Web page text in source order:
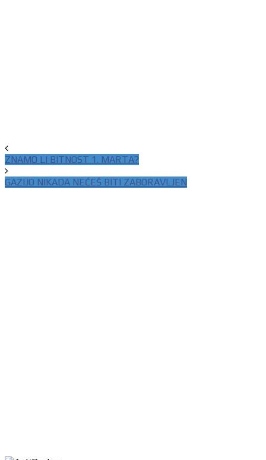
ZNAMO LI BITNOST 1. MARTA?
GAZIJO NIKADA NEĆEŠ BITI ZABORAVLJEN